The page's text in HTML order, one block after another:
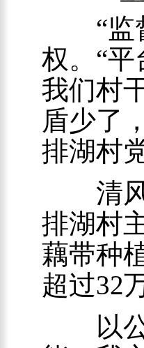
“监督
权。“
我们村
盾少了
排湖村
清风
排湖村
藕带种
超过32
以公